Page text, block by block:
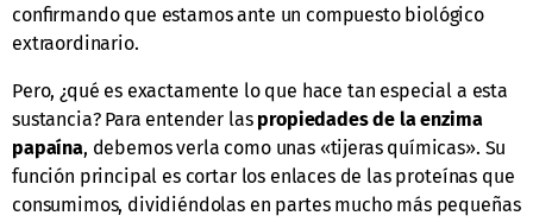
confirmando que estamos ante un compuesto biológico
extraordinario.
Pero, ¿qué es exactamente lo que hace tan especial a esta
sustancia? Para entender las propiedades de la enzima
papaína, debemos verla como unas «tijeras químicas». Su
función principal es cortar los enlaces de las proteínas que
consumimos, dividiéndolas en partes mucho más pequeñas